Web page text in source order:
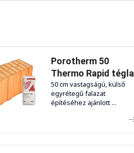
Porotherm 50
Thermo Rapid tégla
50 cm vastagságú, külső
egyrétegű falazat
építéséhez ajánlott ...